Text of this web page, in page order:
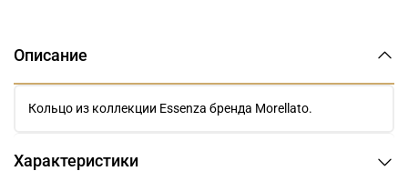
Описание
Кольцо из коллекции Essenza бренда Morellato.
Характеристики